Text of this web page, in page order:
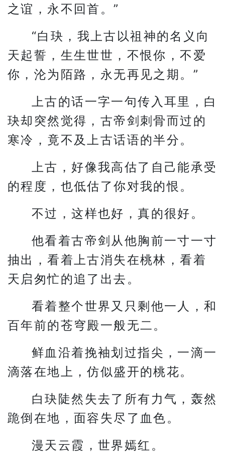
之谊，永不回首。”
“白玦，我上古以祖神的名义向
天起誓，生生世世，不恨你，不爱
你，沦为陌路，永无再见之期。”
上古的话一字一句传入耳里，白
玦却突然觉得，古帝剑刺骨而过的
寒冷，竟不及上古话语的半分。
上古，好像我高估了自己能承受
的程度，也低估了你对我的恨。
不过，这样也好，真的很好。
他看着古帝剑从他胸前一寸一寸
抽出，看着上古消失在桃林，看着
天启匆忙的追了出去。
看着整个世界又只剩他一人，和
百年前的苍穹殿一般无二。
鲜血沿着挽袖划过指尖，一滴一
滴落在地上，仿似盛开的桃花。
白玦陡然失去了所有力气，轰然
跪倒在地，面容失尽了血色。
漫天云霞，世界嫣红。